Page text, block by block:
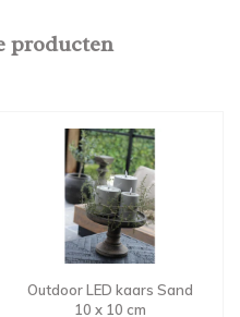
producten
Outdoor LED kaars Sand
10 x 10 cm